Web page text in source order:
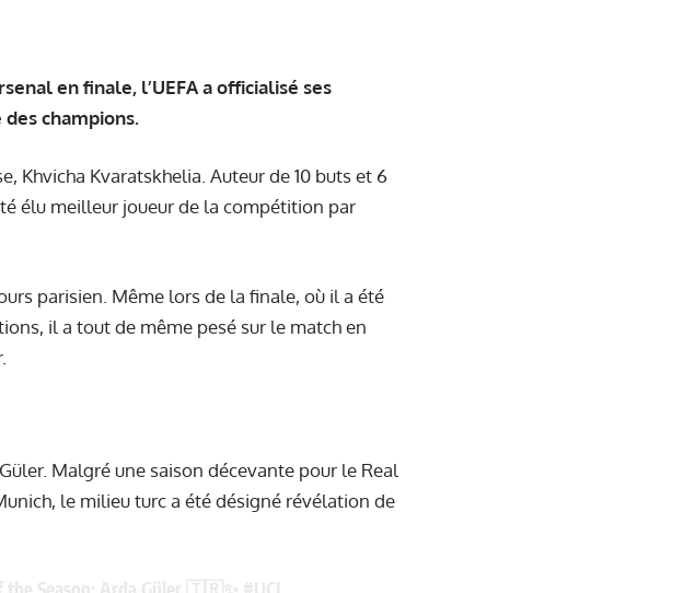
en finale, l’UEFA a officialisé ses
champions.
Khvicha Kvaratskhelia. Auteur de 10 buts et 6
élu meilleur joueur de la compétition par
parisien. Même lors de la finale, où il a été
il a tout de même pesé sur le match en
Malgré une saison décevante pour le Real
le milieu turc a été désigné révélation de